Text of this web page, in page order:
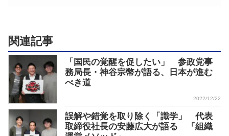
関連記事
「国民の覚醒を促したい」 参政党事
務局長・神谷宗幣が語る、日本が進む
べき道
2022/12/22
誤解や錯覚を取り除く「識学」 代表
取締役社長の安藤広大が語る 『組織